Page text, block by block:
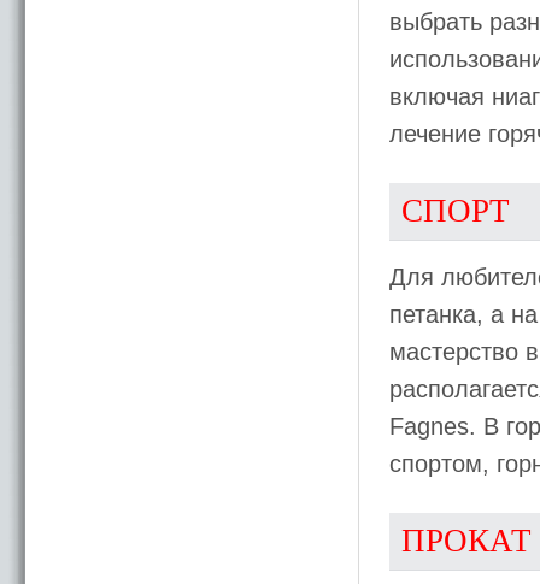
выбрать
включая
лечение
СПОРТ
Для
петанка, а
мастерство
Fagnes. В
спортом,
ПРОКАТ